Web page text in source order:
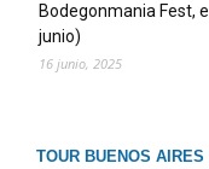
Bodegonmania Fest,
junio)
16 junio, 2025
TOUR BUENOS AIRES